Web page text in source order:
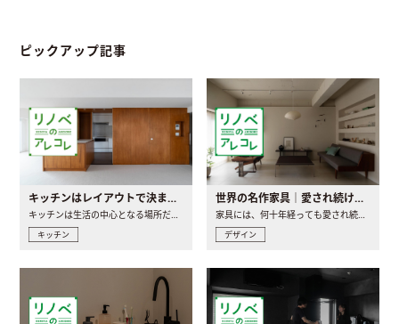
ピックアップ記事
キッチンはレイアウトで決まる。後悔しないための考え方と選び方
キッチン
世界の名作家具｜愛され続ける理由と一生モノとの出会い方
デザイン